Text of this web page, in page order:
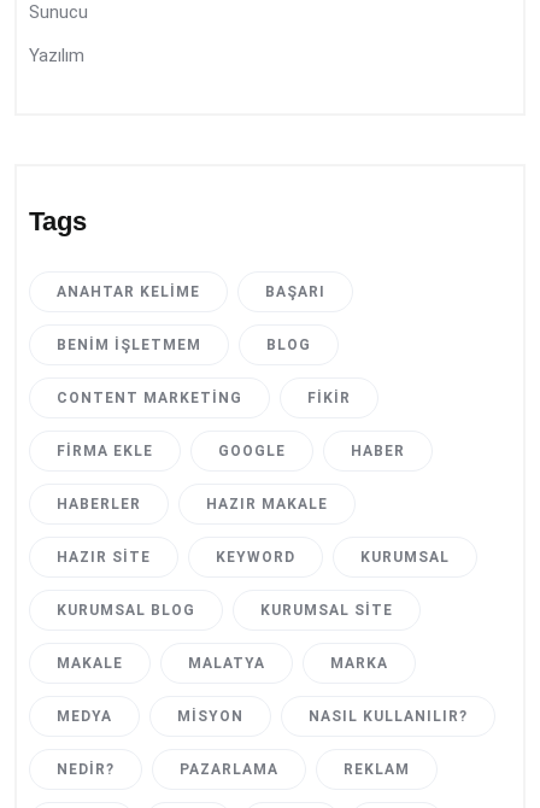
Sunucu
Yazılım
Tags
ANAHTAR KELIME BAŞARI
BENIM İŞLETMEM BLOG
CONTENT MARKETING FIKIR
FIRMA EKLE GOOGLE HABER
HABERLER HAZIR MAKALE
HAZIR SITE KEYWORD KURUMSAL
KURUMSAL BLOG KURUMSAL SITE
MAKALE MALATYA MARKA
MEDYA MISYON NASIL KULLANILIR?
NEDIR? PAZARLAMA REKLAM